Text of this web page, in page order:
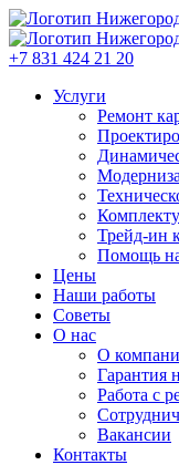
+7 831 424 21 20
Услуги
Ремонт
Трейд-ин
Помощь
Цены
Наши работы
Советы
О нас
О
Гарантия
Работа с
Вакансии
Контакты